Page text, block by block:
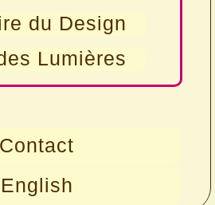
du Design
Lumières
Contact
English